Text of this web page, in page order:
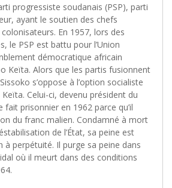
progressiste soudanais (PSP), parti
ayant le soutien des chefs
En 1957, lors des
le PSP est battu pour l’Union
démocratique africain
Keïta. Alors que les partis fusionnent
s’oppose à l’option socialiste
Celui-ci, devenu président du
fait prisonnier en 1962 parce qu’il
du franc malien. Condamné à mort
de l’État, sa peine est
à perpétuité. Il purge sa peine dans
où il meurt dans des conditions